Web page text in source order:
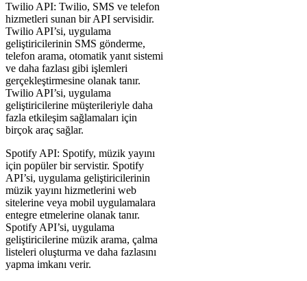
Twilio API: Twilio, SMS ve telefon
hizmetleri sunan bir API servisidir.
Twilio API’si, uygulama
geliştiricilerinin SMS gönderme,
telefon arama, otomatik yanıt sistemi
ve daha fazlası gibi işlemleri
gerçekleştirmesine olanak tanır.
Twilio API’si, uygulama
geliştiricilerine müşterileriyle daha
fazla etkileşim sağlamaları için
birçok araç sağlar.
Spotify API: Spotify, müzik yayını
için popüler bir servistir. Spotify
API’si, uygulama geliştiricilerinin
müzik yayını hizmetlerini web
sitelerine veya mobil uygulamalara
entegre etmelerine olanak tanır.
Spotify API’si, uygulama
geliştiricilerine müzik arama, çalma
listeleri oluşturma ve daha fazlasını
yapma imkanı verir.